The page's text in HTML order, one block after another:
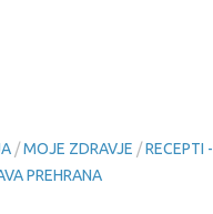
/MOJE ZDRAVJE /RECEPTI -
PREHRANA